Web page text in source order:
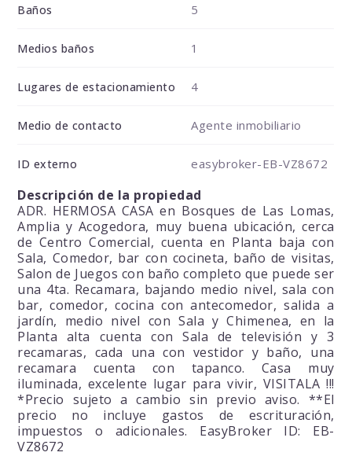
Baños 5
Medios baños 1
Lugares de estacionamiento 4
Medio de contacto Agente inmobiliario
ID externo easybroker-EB-VZ8672
Descripción de la propiedad
ADR. HERMOSA CASA en Bosques de Las Lomas,
Amplia y Acogedora, muy buena ubicación, cerca
de Centro Comercial, cuenta en Planta baja con
Sala, Comedor, bar con cocineta, baño de visitas,
Salon de Juegos con baño completo que puede ser
una 4ta. Recamara, bajando medio nivel, sala con
bar, comedor, cocina con antecomedor, salida a
jardín, medio nivel con Sala y Chimenea, en la
Planta alta cuenta con Sala de televisión y 3
recamaras, cada una con vestidor y baño, una
recamara cuenta con tapanco. Casa muy
iluminada, excelente lugar para vivir, VISITALA !!!
*Precio sujeto a cambio sin previo aviso. **El
precio no incluye gastos de escrituración,
impuestos o adicionales. EasyBroker ID: EB-
VZ8672